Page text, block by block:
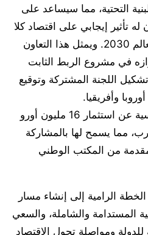
التحتية، مما سيساعد على
تأثير إيجابي على اقتصاد كلا
البلدين و أيضا على كأس العالم 2030. ويمثل هذا التعاون
في مشروع الربط الثابت
اللجنة المشتركة وتوقيع
وأفريقيا.
أعلنت شركة ألستوم الفرنسية عن استثمار 16 مليون أورو
مما يسمح لها بالمشاركة
من المكتب الوطني
الرامية إلى إنشاء مسار
المستدامة والشاملة، والسعي
للدولة ومواصلة تحول الاقتصاد